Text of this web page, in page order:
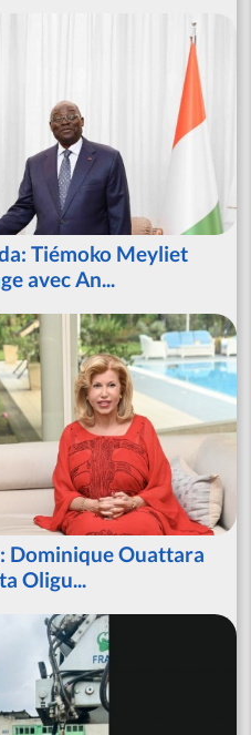
Tiémoko Meyliet
avec An...
Dominique Ouattara
Oligu...